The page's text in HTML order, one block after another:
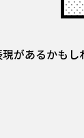
があるかも